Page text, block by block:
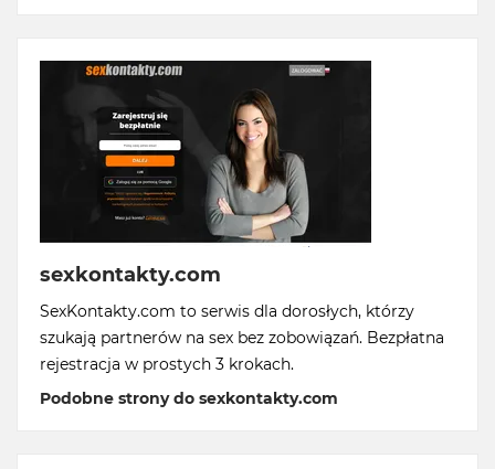
sexkontakty.com
SexKontakty.com to serwis dla dorosłych, którzy
szukają partnerów na sex bez zobowiązań. Bezpłatna
rejestracja w prostych 3 krokach.
Podobne strony do sexkontakty.com